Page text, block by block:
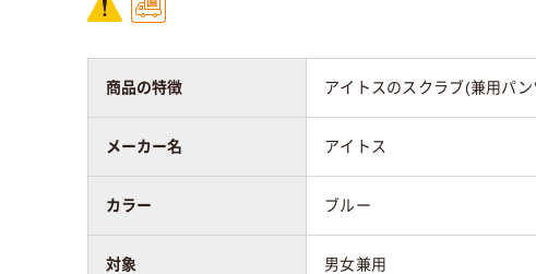
商品の特徴 アイトスのスクラブ(兼用パ
メーカー名 アイトス
カラー ブルー
対象 男女兼用